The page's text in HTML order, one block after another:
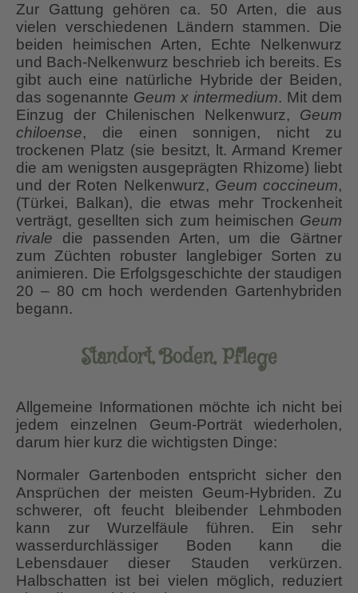
Zur Gattung gehören ca. 50 Arten, die aus
vielen verschiedenen Ländern stammen. Die
beiden heimischen Arten, Echte Nelkenwurz
und Bach-Nelkenwurz beschrieb ich bereits. Es
gibt auch eine natürliche Hybride der Beiden,
das sogenannte Geum x intermedium. Mit dem
Einzug der Chilenischen Nelkenwurz, Geum
chiloense, die einen sonnigen, nicht zu
trockenen Platz (sie besitzt, lt. Armand Kremer
die am wenigsten ausgeprägten Rhizome) liebt
und der Roten Nelkenwurz, Geum coccineum,
(Türkei, Balkan), die etwas mehr Trockenheit
verträgt, gesellten sich zum heimischen Geum
rivale die passenden Arten, um die Gärtner
zum Züchten robuster langlebiger Sorten zu
animieren. Die Erfolgsgeschichte der staudigen
20 – 80 cm hoch werdenden Gartenhybriden
begann.
Standort, Boden, Pflege
Allgemeine Informationen möchte ich nicht bei
jedem einzelnen Geum-Porträt wiederholen,
darum hier kurz die wichtigsten Dinge:
Normaler Gartenboden entspricht sicher den
Ansprüchen der meisten Geum-Hybriden. Zu
schwerer, oft feucht bleibender Lehmboden
kann zur Wurzelfäule führen. Ein sehr
wasserdurchlässiger Boden kann die
Lebensdauer dieser Stauden verkürzen.
Halbschatten ist bei vielen möglich, reduziert